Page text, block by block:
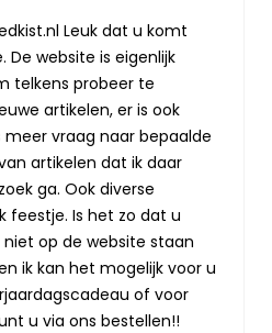
Leuk dat u komt
De website is eigenlijk
telkens probeer te
artikelen, er is ook
meer vraag naar bepaalde
artikelen dat ik daar
ga. Ook diverse
feestje. Is het zo dat u
op de website staan
ik kan het mogelijk voor u
of voor
u via ons bestellen!!